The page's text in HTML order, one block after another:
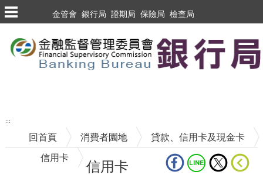
跳到主要內容區塊
金管會 銀行局 證期局 保險局 檢查局
:::
回首頁 消費者園地 貸款、信用卡及現金卡
信用卡
信用卡